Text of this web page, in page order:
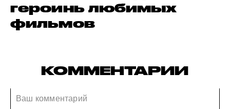
героинь любимых
фильмов
КОММЕНТАРИИ